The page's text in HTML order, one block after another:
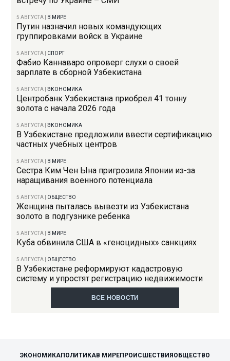
5 АВГУСТА В МИРЕ
Путин назначил новых командующих
группировками войск в Украине
5 АВГУСТА СПОРТ
Фабио Каннаваро опроверг слухи о своей
зарплате в сборной Узбекистана
5 АВГУСТА |ЭКОНОМИКА
Центробанк Узбекистана приобрел 41 тонну
золота с начала 2026 года
5 АВГУСТА |ЭКОНОМИКА
В Узбекистане предложили ввести сертификацию
частных учебных центров
5 АВГУСТА В МИРЕ
Сестра Ким Чен Ына пригрозила Японии из-за
наращивания военного потенциала
5 АВГУСТА ОБЩЕСТВО
Женщина пыталась вывезти из Узбекистана
золото в подгузнике ребенка
5 АВГУСТА В МИРЕ
Куба обвинила США в «геноцидных» санкциях
5 АВГУСТА ОБЩЕСТВО
В Узбекистане реформируют кадастровую
систему и упростят регистрацию недвижимости
ВСЕ НОВОСТИ
ЭКОНОМИКАПОЛИТИКАВ МИРЕПРОИСШЕСТВИЯ ОБЩЕСТВО